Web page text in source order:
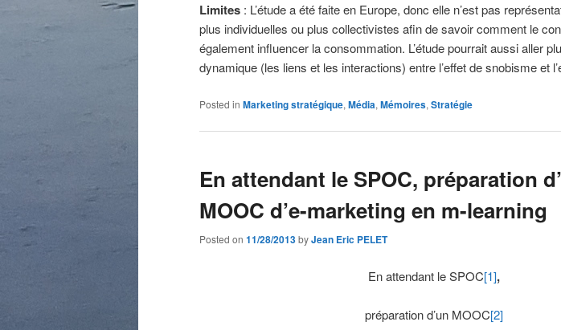
Limites : L’étude a été faite en Europe, donc elle n’est pas
plus individuelles ou plus collectivistes afin de savoir comment le
également influencer la consommation. L’étude pourrait aussi aller
dynamique (les liens et les interactions) entre l’effet de snobisme et
Posted in Marketing stratégique, Média, Mémoires, Stratégie
En attendant le SPOC, préparation
MOOC d’e-marketing en m-learning
Posted on 11/28/2013byJean Eric PELET
En attendant le SPOC[1],
préparation d’un MOOC[2]